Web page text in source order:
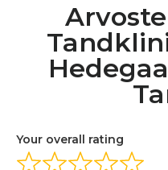
Your overall rating